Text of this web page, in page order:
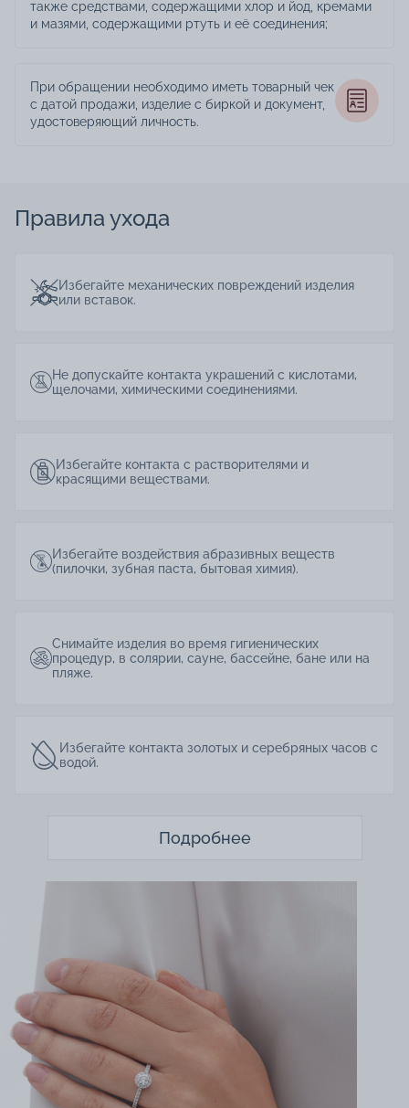
также средствами, содержащими хлор и йод, кремами
и мазями, содержащими ртуть и её соединения;
При обращении необходимо иметь товарный чек
с датой продажи, изделие с биркой и документ,
удостоверяющий личность.
Правила ухода
Избегайте механических повреждений изделия
или вставок.
Не допускайте контакта украшений с кислотами,
щелочами, химическими соединениями.
Избегайте контакта с растворителями и
красящими веществами.
Избегайте воздействия абразивных веществ
(пилочки, зубная паста, бытовая химия).
Снимайте изделия во время гигиенических
процедур, в солярии, сауне, бассейне, бане или на
пляже.
Избегайте контакта золотых и серебряных часов с
водой.
Подробнее